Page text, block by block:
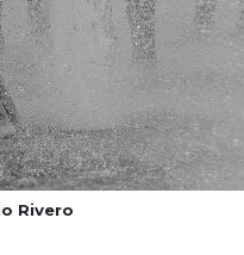
Rivero